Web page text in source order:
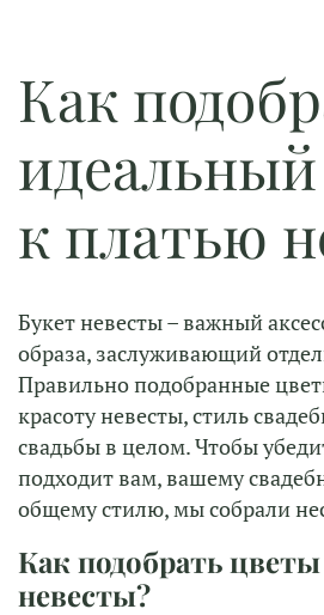
Как
к платью
Букет невесты – важный
образа, заслуживающий
Правильно подобранные
красоту невесты, стиль
свадьбы в целом. Чтобы
подходит вам, вашему
общему стилю, мы собрали
Как подобрать
невесты?